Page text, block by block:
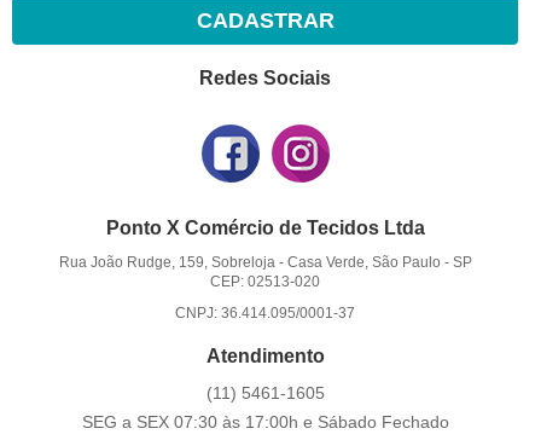
CADASTRAR
Redes Sociais
Ponto X Comércio de Tecidos Ltda
Rua João Rudge, 159, Sobreloja- Casa Verde, São Paulo - SP
CEP: 02513-020
CNPJ: 36.414.095/0001-37
Atendimento
(11) 5461-1605
SEG a SEX 07:30 às 17:00h e Sábado Fechado